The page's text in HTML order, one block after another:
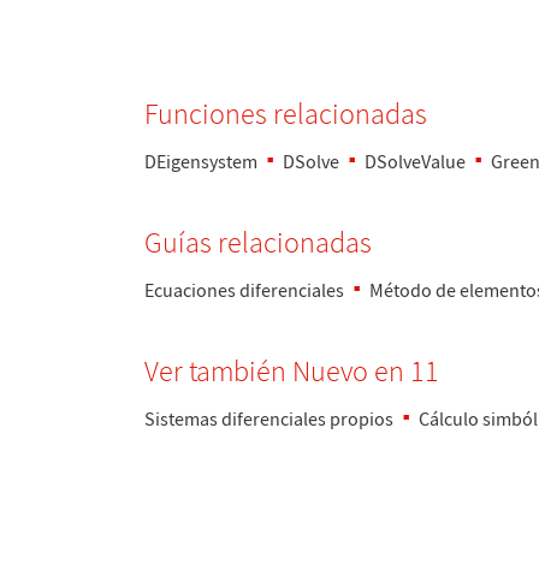
Funciones relacionadas
DEigensystem DSolve DSolveValue
Guías relacionadas
Ecuaciones diferenciales Método de
Ver también Nuevo en 11
Sistemas diferenciales propios Cálculo simbó